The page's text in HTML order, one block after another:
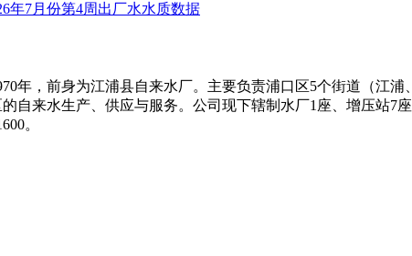
年7月份第4周出厂水水质数据
年，前身为江浦县自来水厂。主要负责浦口区5个街道（江
自来水生产、供应与服务。公司现下辖制水厂1座、增压站7
。